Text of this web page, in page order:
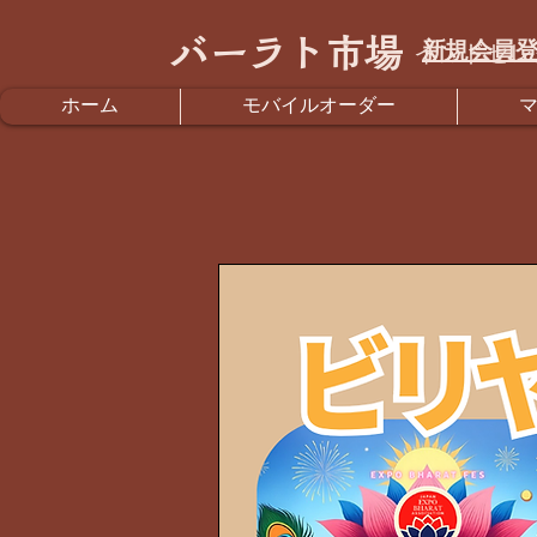
バーラト市場 インドセ
新規会員
ホーム モバイルオーダー